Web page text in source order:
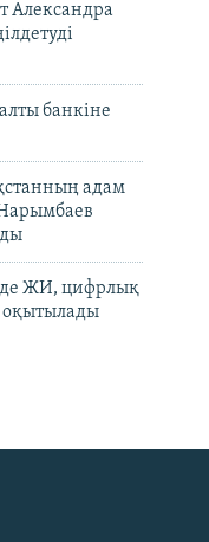
Александра
банкіне
адам
ЖИ, цифрлық
оқытылады